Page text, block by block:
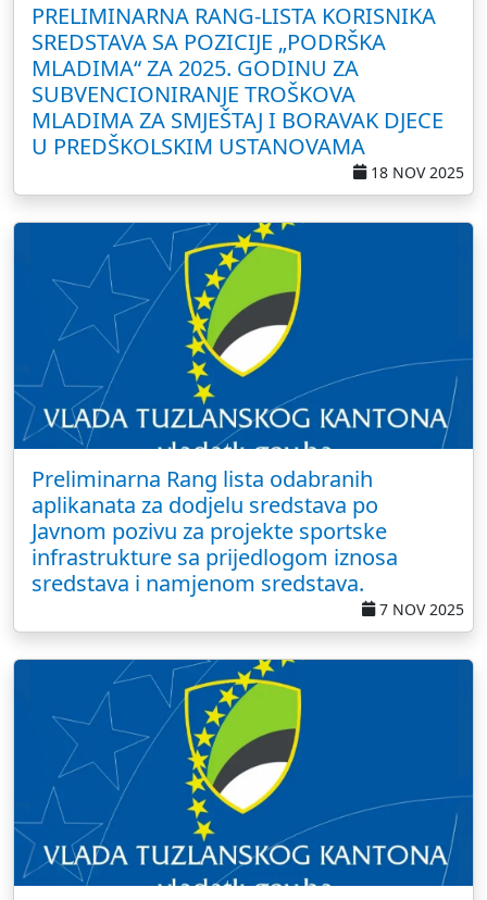
PRELIMINARNA RANG-LISTA KORISNIKA
SREDSTAVA SA POZICIJE „PODRŠKA
MLADIMA“ ZA 2025. GODINU ZA
SUBVENCIONIRANJE TROŠKOVA
MLADIMA ZA SMJEŠTAJ I BORAVAK DJECE
U PREDŠKOLSKIM USTANOVAMA
18 NOV 2025
Preliminarna Rang lista odabranih
aplikanata za dodjelu sredstava po
Javnom pozivu za projekte sportske
infrastrukture sa prijedlogom iznosa
sredstava i namjenom sredstava.
7 NOV 2025